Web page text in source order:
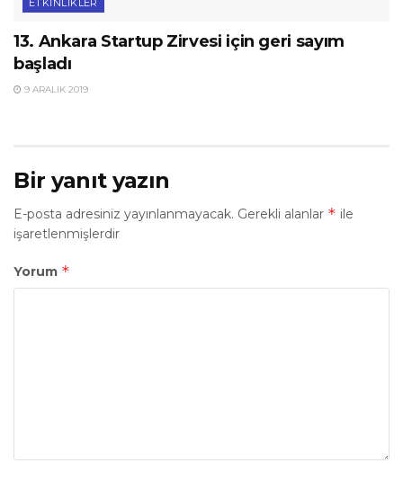
ETKINLIKLER
13. Ankara Startup Zirvesi için geri sayım
başladı
9 ARALIK 2019
Bir yanıt yazın
E-posta adresiniz yayınlanmayacak. Gerekli alanlar * ile
işaretlenmişlerdir
Yorum *